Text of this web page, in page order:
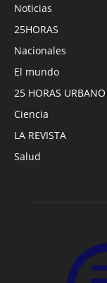
Noticias
25HORAS
Nacionales
El mundo
25 HORAS URBANO
Ciencia
LA REVISTA
Salud